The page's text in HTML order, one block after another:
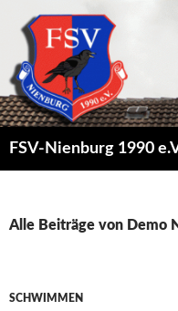
FSV-Nienburg 1990
Alle Beiträge von Demo
SCHWIMMEN